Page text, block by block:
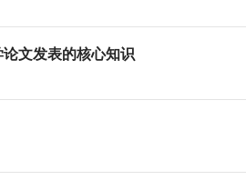
文发表的核心知识